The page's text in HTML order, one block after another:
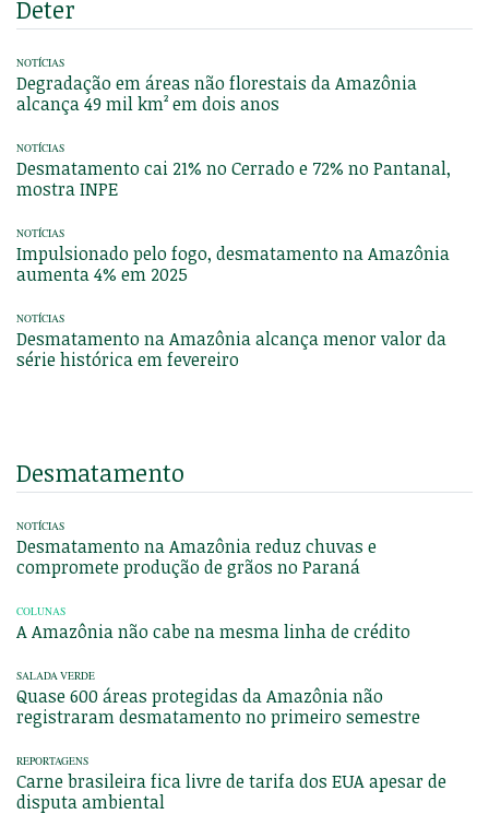
Deter
NOTÍCIAS
Degradação em áreas não florestais da Amazônia
alcança 49 mil km² em dois anos
NOTÍCIAS
Desmatamento cai 21% no Cerrado e 72% no Pantanal,
mostra INPE
NOTÍCIAS
Impulsionado pelo fogo, desmatamento na Amazônia
aumenta 4% em 2025
NOTÍCIAS
Desmatamento na Amazônia alcança menor valor da
série histórica em fevereiro
Desmatamento
NOTÍCIAS
Desmatamento na Amazônia reduz chuvas e
compromete produção de grãos no Paraná
COLUNAS
A Amazônia não cabe na mesma linha de crédito
SALADA VERDE
Quase 600 áreas protegidas da Amazônia não
registraram desmatamento no primeiro semestre
REPORTAGENS
Carne brasileira fica livre de tarifa dos EUA apesar de
disputa ambiental